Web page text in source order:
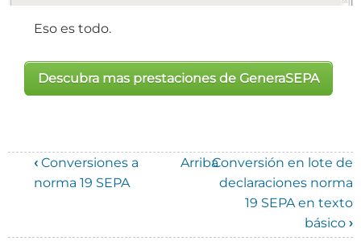
Eso es todo.
Descubra mas prestaciones deGeneraSEPA
Enlaces
de
‹ Conversiones a
norma 19 SEPA
ArribaConversión en lote de
declaraciones norma
19 SEPA en texto
básico ›